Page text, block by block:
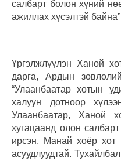
салбарт болон хүний
ажиллах хүсэлтэй байна”
Үргэлжлүүлэн Ханой
дарга, Ардын
“Улаанбаатар хотын
халуун дотноор
Улаанбаатар, Ханой
хугацаанд олон
ирсэн. Манай хоёр хот
асуудлуудтай.